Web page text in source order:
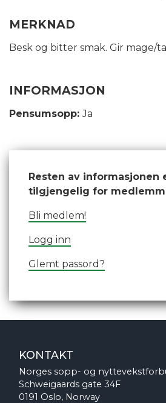
MERKNAD
Besk og bitter smak. Gir mage/
INFORMASJON
Pensumsopp:Ja
Resten av informasjonen
tilgjengelig for
Bli medlem!
Logg inn
Glemt passord?
KONTAKT
Norges sopp- og
Schweigaards gate 34F
0191 Oslo, Norway